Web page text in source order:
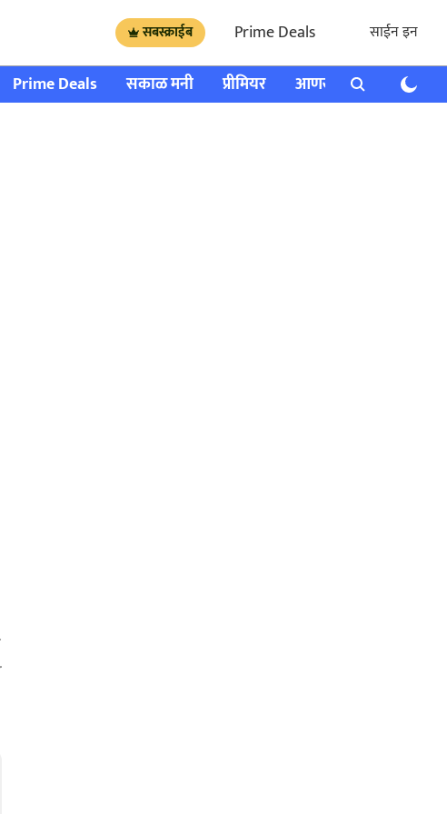
सबस्क्राईब Prime Deals साईन इन
Prime Deals सकाळ मनी प्रीमियर आणखी राशी भविष्य